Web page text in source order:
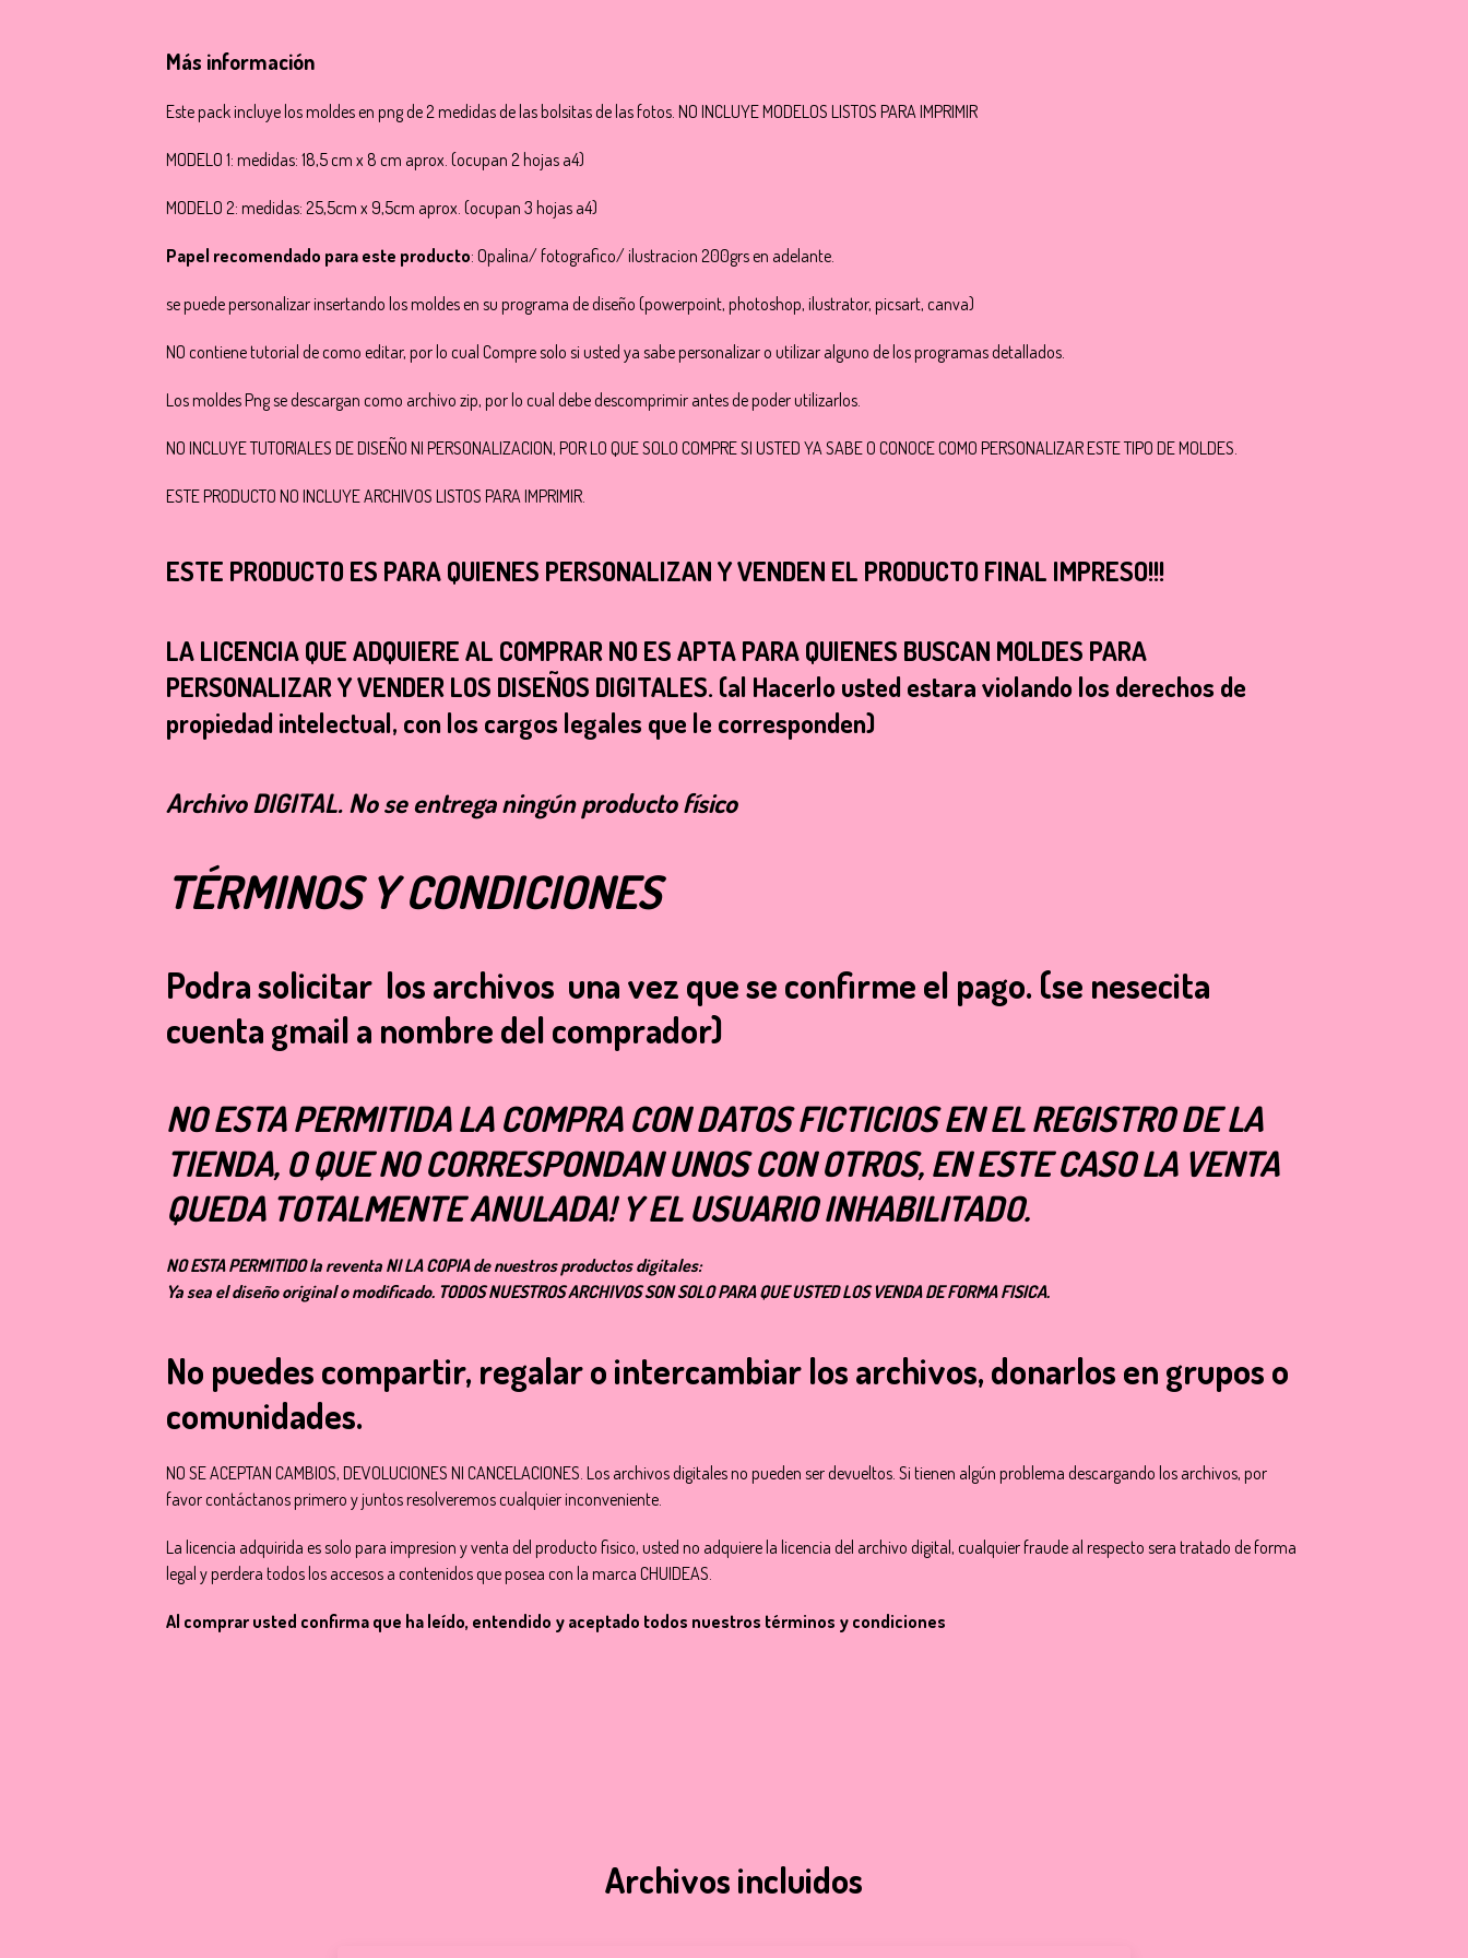
Más información
Este pack incluye los moldes en png de 2 medidas de las bolsitas de las fotos. NO INCLUYE MODELOS LISTOS PARA IMPRIMIR
MODELO 1: medidas: 18,5 cm x 8 cm aprox. (ocupan 2 hojas a4)
MODELO 2: medidas: 25,5cm x 9,5cm aprox. (ocupan 3 hojas a4)
Papel recomendado para este producto: Opalina/ fotografico/ ilustracion 200grs en adelante.
se puede personalizar insertando los moldes en su programa de diseño (powerpoint, photoshop, ilustrator, picsart, canva)
NO contiene tutorial de como editar, por lo cual Compre solo si usted ya sabe personalizar o utilizar alguno de los programas detallados.
Los moldes Png se descargan como archivo zip, por lo cual debe descomprimir antes de poder utilizarlos.
NO INCLUYE TUTORIALES DE DISEÑO NI PERSONALIZACION, POR LO QUE SOLO COMPRE SI USTED YA SABE O CONOCE COMO PERSONALIZAR ESTE TIPO DE MOLDES.
ESTE PRODUCTO NO INCLUYE ARCHIVOS LISTOS PARA IMPRIMIR.
ESTE PRODUCTO ES PARA QUIENES PERSONALIZAN Y VENDEN EL PRODUCTO FINAL IMPRESO!!!
LA LICENCIA QUE ADQUIERE AL COMPRAR NO ES APTA PARA QUIENES BUSCAN MOLDES PARA
PERSONALIZAR Y VENDER LOS DISEÑOS DIGITALES. (al Hacerlo usted estara violando los derechos de
propiedad intelectual, con los cargos legales que le corresponden)
ArchivoDIGITAL. No se entrega ningún producto físico
TÉRMINOS Y CONDICIONES
Podra solicitar los archivos una vez que se confirme el pago. (se nesecita
cuenta gmail a nombre del comprador)
NO ESTA PERMITIDA LA COMPRA CON DATOS FICTICIOS EN EL REGISTRO DE LA
TIENDA, O QUE NO CORRESPONDAN UNOS CON OTROS, EN ESTE CASO LA VENTA
QUEDA TOTALMENTE ANULADA! Y EL USUARIO INHABILITADO.
NO ESTA PERMITIDO la reventa NI LA COPIA de nuestros productos digitales:
Ya sea el diseño original o modificado. TODOS NUESTROS ARCHIVOS SON SOLO PARA QUE USTED LOS VENDA DE FORMA FISICA.
No puedes compartir, regalar o intercambiar los archivos, donarlos en grupos o
comunidades.
NO SE ACEPTAN CAMBIOS, DEVOLUCIONES NI CANCELACIONES. Los archivos digitales no pueden ser devueltos. Si tienen algún problema descargando los archivos, por
favor contáctanos primero y juntos resolveremos cualquier inconveniente.
La licencia adquirida es solo para impresion y venta del producto fisico, usted no adquiere la licencia del archivo digital, cualquier fraude al respecto sera tratado de forma
legal y perdera todos los accesos a contenidos que posea con la marca CHUIDEAS.
Al comprar usted confirma que ha leído, entendido y aceptado todos nuestros términos y condiciones
Archivos incluidos